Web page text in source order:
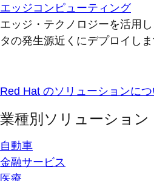
エッジコンピューティング
エッジ・テクノロジーを活用
タの発生源近くにデプロイしま
Red Hat のソリューションにつ
業種別ソリューション
自動車
金融サービス
医療